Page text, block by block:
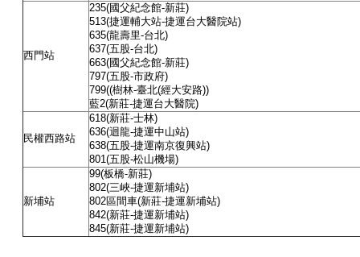
西門站
235(國父紀念館-新莊)
513(捷運輔大站-捷運台大醫院站)
635(龍壽里-台北)
637(五股-台北)
663(國父紀念館-新莊)
797(五股-市政府)
799((樹林-臺北(經大安路))
藍2(新莊-捷運台大醫院)
民權西路站
618(新莊-士林)
636(迴龍-捷運中山站)
638(五股-捷運南京復興站)
801 (五股-松山機場)
新埔站
99(板橋-新莊)
802(三峽-捷運新埔站)
802區間車(新莊-捷運新埔站)
842(新莊-捷運新埔站)
845(新莊-捷運新埔站)